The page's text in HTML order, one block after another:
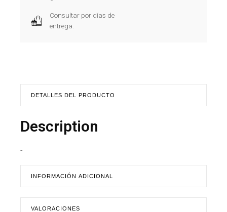
Consultar por días de
entrega.
DETALLES DEL PRODUCTO
Description
-
INFORMACIÓN ADICIONAL
VALORACIONES